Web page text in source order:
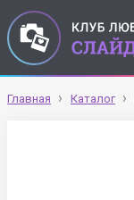
Главная Каталог